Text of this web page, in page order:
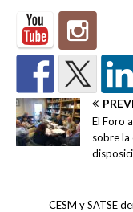
El Foro
sobre la
CESM y SATSE